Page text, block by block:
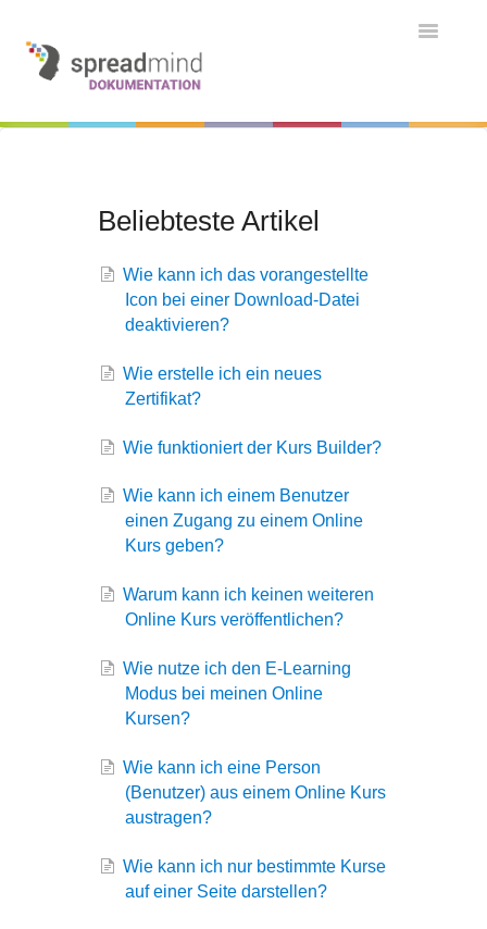
Toggle
Beliebteste Artikel
Wie kann ich das vorangestellte
Icon bei einer Download-Datei
deaktivieren?
Wie erstelle ich ein neues
Zertifikat?
Wie funktioniert der Kurs Builder?
Wie kann ich einem Benutzer
einen Zugang zu einem Online
Kurs geben?
Warum kann ich keinen weiteren
Online Kurs veröffentlichen?
Wie nutze ich den E-Learning
Modus bei meinen Online
Kursen?
Wie kann ich eine Person
(Benutzer) aus einem Online Kurs
austragen?
Wie kann ich nur bestimmte Kurse
auf einer Seite darstellen?